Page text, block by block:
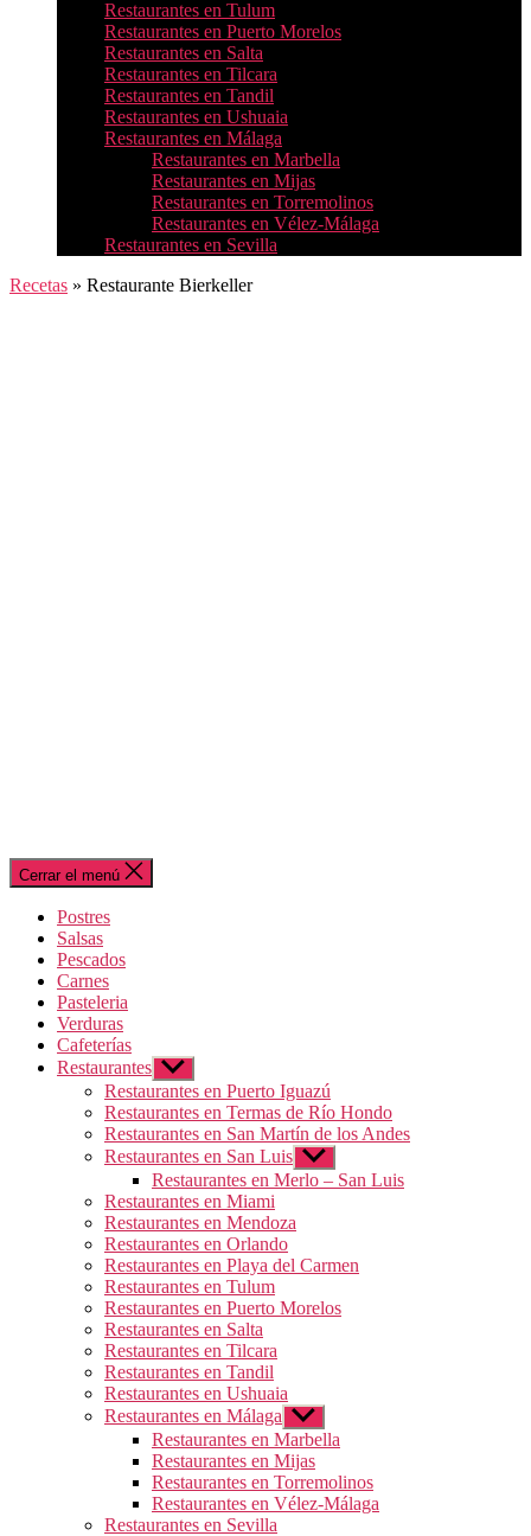
Restaurantes en Tulum
Restaurantes en Puerto Morelos
Restaurantes en Salta
Restaurantes en Tilcara
Restaurantes en Tandil
Restaurantes en Ushuaia
Restaurantes en Málaga
Restaurantes en Marbella
Restaurantes en Mijas
Restaurantes en Torremolinos
Restaurantes en Vélez-Málaga
Restaurantes en Sevilla
Recetas » Restaurante Bierkeller
Cerrar el menú
Postres
Salsas
Pescados
Carnes
Pasteleria
Verduras
Cafeterías
Restaurantes Mostrar
el
submenú
Restaurantes en Puerto Iguazú
Restaurantes en Termas de Río Hondo
Restaurantes en San Martín de los Andes
Restaurantes en San Luis Mostrar
el
submenú
Restaurantes en Merlo – San Luis
Restaurantes en Miami
Restaurantes en Mendoza
Restaurantes en Orlando
Restaurantes en Playa del Carmen
Restaurantes en Tulum
Restaurantes en Puerto Morelos
Restaurantes en Salta
Restaurantes en Tilcara
Restaurantes en Tandil
Restaurantes en Ushuaia
Restaurantes en Málaga Mostrar
el
submenú
Restaurantes en Marbella
Restaurantes en Mijas
Restaurantes en Torremolinos
Restaurantes en Vélez-Málaga
Restaurantes en Sevilla